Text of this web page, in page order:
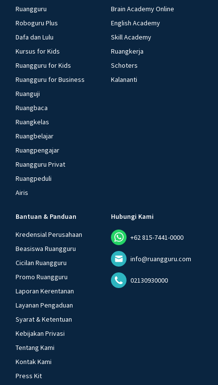
Ruangguru
Roboguru Plus
Dafa dan Lulu
Kursus for Kids
Ruangguru for Kids
Ruangguru for Business
Ruanguji
Ruangbaca
Ruangkelas
Ruangbelajar
Ruangpengajar
Ruangguru Privat
Ruangpeduli
Airis
Brain Academy Online
English Academy
Skill Academy
Ruangkerja
Schoters
Kalananti
Bantuan & Panduan
Kredensial Perusahaan
Beasiswa Ruangguru
Cicilan Ruangguru
Promo Ruangguru
Laporan Kerentanan
Layanan Pengaduan
Syarat & Ketentuan
Kebijakan Privasi
Tentang Kami
Kontak Kami
Press Kit
Hubungi Kami
+62 815-7441-0000
info@ruangguru.com
02130930000